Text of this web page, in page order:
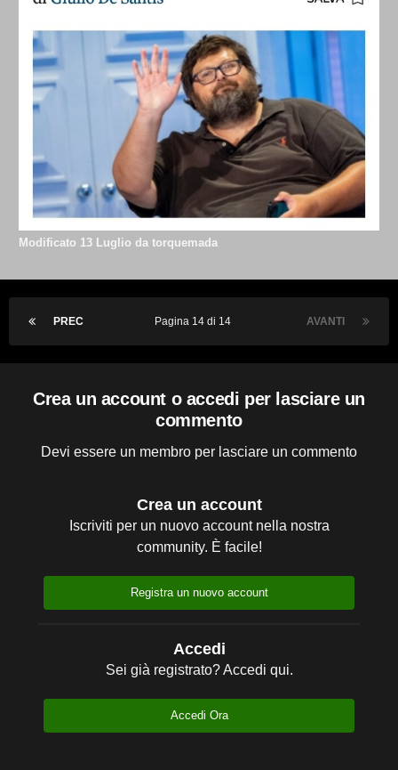
Modificato 13 Luglio da torquemada
PREC AVANTI
Pagina 14 di 14
Crea un account o accedi per lasciare un
commento
Devi essere un membro per lasciare un commento
Crea un account
Iscriviti per un nuovo account nella nostra
community. È facile!
Registra un nuovo account
Accedi
Sei già registrato? Accedi qui.
Accedi Ora